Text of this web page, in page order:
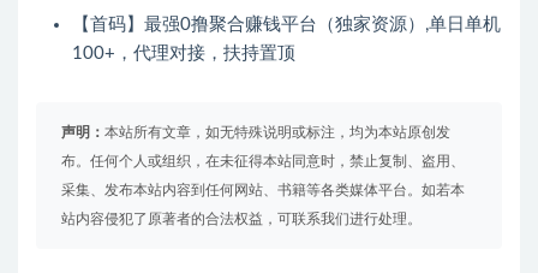
【首码】最强0撸聚合赚钱平台（独家资源）,单日单机
100+，代理对接，扶持置顶
声明： 本站所有文章，如无特殊说明或标注，均为本站原创发
布。任何个人或组织，在未征得本站同意时，禁止复制、盗用、
采集、发布本站内容到任何网站、书籍等各类媒体平台。如若本
站内容侵犯了原著者的合法权益，可联系我们进行处理。